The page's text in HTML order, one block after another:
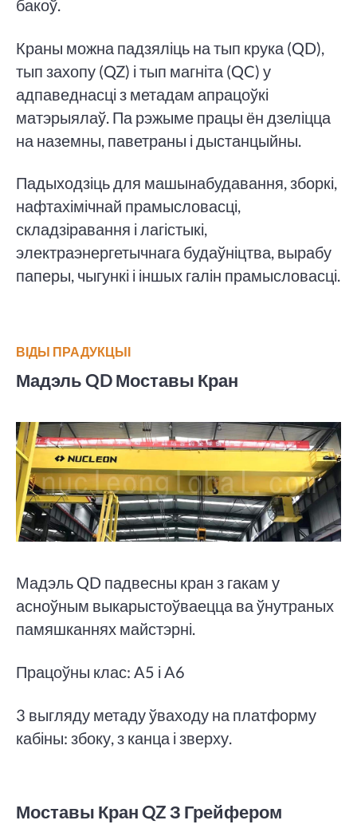
бакоў.
Краны можна падзяліць на тып крука (QD),
тып захопу (QZ) і тып магніта (QC) у
адпаведнасці з метадам апрацоўкі
матэрыялаў. Па рэжыме працы ён дзеліцца
на наземны, паветраны і дыстанцыйны.
Падыходзіць для машынабудавання, зборкі,
нафтахімічнай прамысловасці,
складзіравання і лагістыкі,
электраэнергетычнага будаўніцтва, вырабу
паперы, чыгункі і іншых галін прамысловасці.
ВІДЫ ПРАДУКЦЫІ
Мадэль QD Моставы Кран
Мадэль QD падвесны кран з гакам у
асноўным выкарыстоўваецца ва ўнутраных
памяшканнях майстэрні.
Працоўны клас: A5 і A6
3 выгляду метаду ўваходу на платформу
кабіны: збоку, з канца і зверху.
Моставы Кран QZ З Грейфером